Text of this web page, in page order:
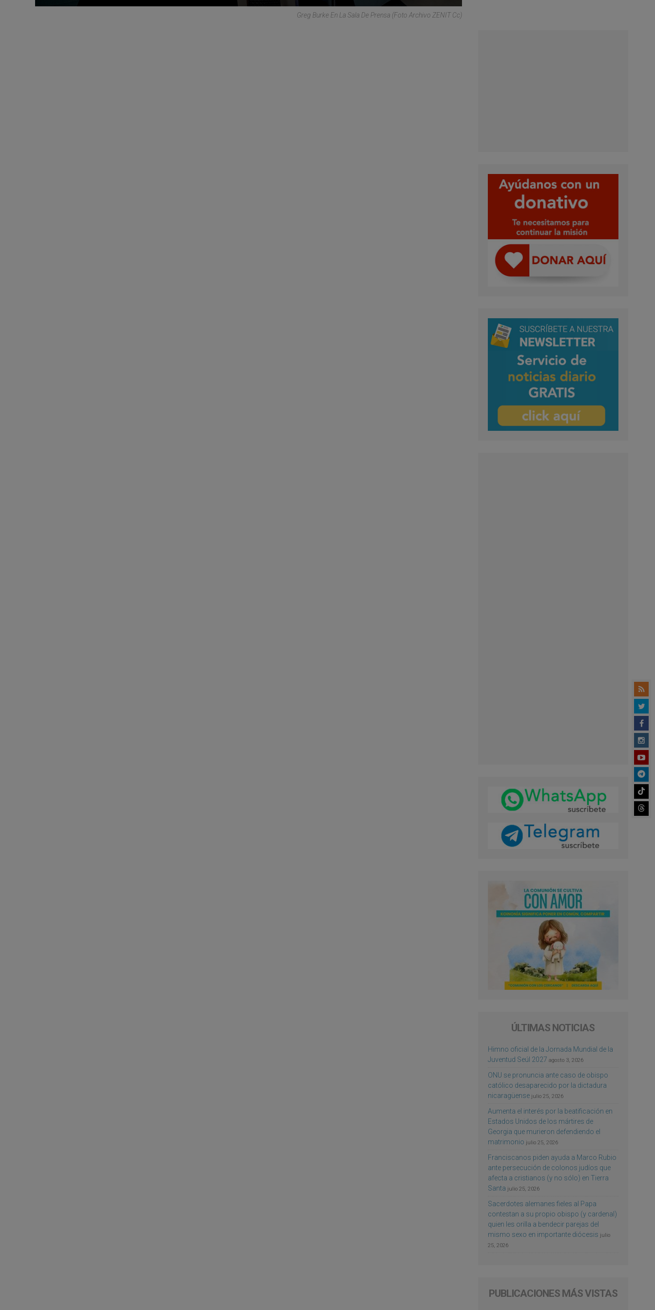
Greg Burke En La Sala De Prensa (Foto Archivo ZENIT Cc)
ÚLTIMAS NOTICIAS
Himno oficial de la Jornada Mundial de la
Juventud Seúl 2027 agosto 3, 2026
ONU se pronuncia ante caso de obispo
católico desaparecido por la dictadura
nicaragüense julio 25, 2026
Aumenta el interés por la beatificación en
Estados Unidos de los mártires de
Georgia que murieron defendiendo el
matrimonio julio 25, 2026
Franciscanos piden ayuda a Marco Rubio
ante persecución de colonos judíos que
afecta a cristianos (y no sólo) en Tierra
Santa julio 25, 2026
Sacerdotes alemanes fieles al Papa
contestan a su propio obispo (y cardenal)
quien les orilla a bendecir parejas del
mismo sexo en importante diócesis julio
25, 2026
PUBLICACIONES MÁS VISTAS